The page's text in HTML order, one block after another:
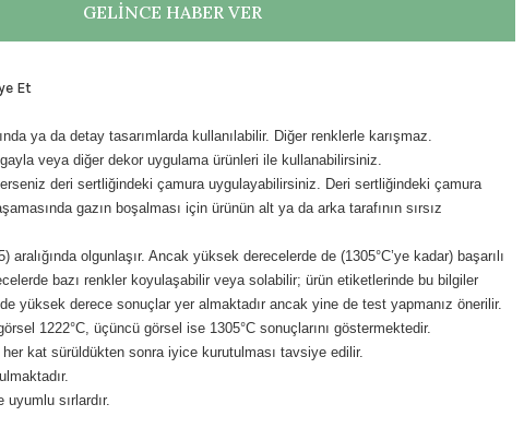
GELİNCE HABER VER
Et
ya da detay tasarımlarda kullanılabilir. Diğer renklerle karışmaz.
veya diğer dekor uygulama ürünleri ile kullanabilirsiniz.
deri sertliğindeki çamura uygulayabilirsiniz. Deri sertliğindeki çamura
gazın boşalması için ürünün alt ya da arka tarafının sırsız
aralığında olgunlaşır. Ancak yüksek derecelerde de (1305°C’ye kadar) başarılı
bazı renkler koyulaşabilir veya solabilir; ürün etiketlerinde bu bilgiler
yüksek derece sonuçlar yer almaktadır ancak yine de test yapmanız önerilir.
1222°C, üçüncü görsel ise 1305°C sonuçlarını göstermektedir.
kat sürüldükten sonra iyice kurutulması tavsiye edilir.
sırlardır.